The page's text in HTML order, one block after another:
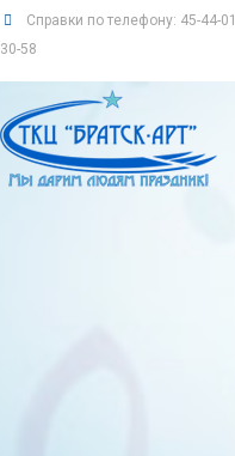
Справки по телефону: 45-44-
30-58